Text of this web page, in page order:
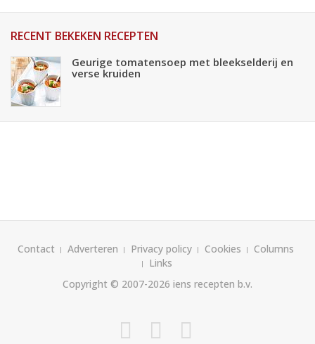
RECENT BEKEKEN RECEPTEN
Geurige tomatensoep met bleekselderij en
verse kruiden
Contact Adverteren Privacy policy Cookies
Columns
Links
Copyright © 2007-2026 iens recepten b.v.